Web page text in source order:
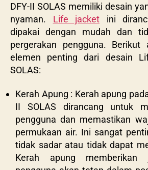
DFY-II SOLAS memiliki desain
nyaman. Life jacket ini
dipakai dengan mudah dan
pergerakan pengguna. Berikut
elemen penting dari desain
SOLAS:
Kerah Apung : Kerah apung
II SOLAS dirancang untuk
pengguna dan memastikan
permukaan air. Ini sangat
tidak sadar atau tidak dapat
Kerah apung memberikan